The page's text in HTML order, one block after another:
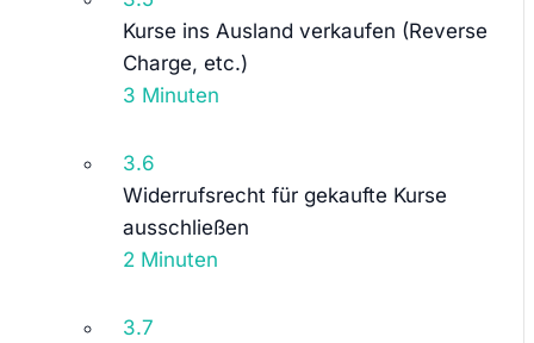
Kurse ins Ausland verkaufen (Reverse
Charge, etc.)
3 Minuten
3.6
Widerrufsrecht für gekaufte Kurse
ausschließen
2 Minuten
3.7